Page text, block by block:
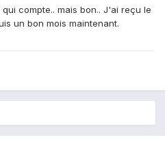
compte.. mais bon.. J'ai reçu le
un bon mois maintenant.